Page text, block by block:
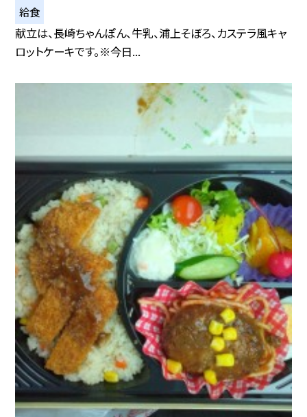
給食
献立は、長崎ちゃんぽん、牛乳、浦上そぼろ、カステラ風キャ
ロットケーキです。※今日...